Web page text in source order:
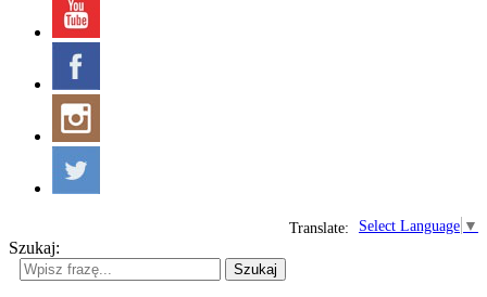
Select Language ▼
Translate:
Szukaj:
Szukaj